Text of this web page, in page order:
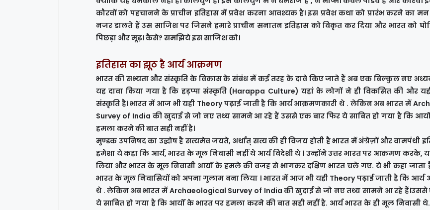
कौरवों को पहचानने के प्राचीन इतिहास में प्रवेश करना आवश्यक है। इस प्रवेश कथा को प्रारंभ करने का
नजर डालते हैं उस साजिश पर जिसने हमारे प्राचीन सनातन इतिहास को विकृत कर दिया और भारत को
पिछड़ा और मूढ़। कैसे? समझिये इस साजिश को।
इतिहास का झूठ है आर्य आक्रमण
भारत की सभ्यता और संस्कृति के विकास के संबंध में कई तरह के दावे किए जाते हैं अब एक बिल्कुल नए
यह दावा किया गया है कि हड़प्पा संस्कृति (Harappa Culture) यहां के लोगों ने ही विकसित की और
संस्कृति है। भारत में आज भी यही Theory पढ़ाई जाती है कि आर्य आक्रमणकारी थे . लेकिन अब भारत में
Survey of India की खुदाई से जो नए तथ्य सामने आ रहे हैं उससे एक बार फिर ये साबित हो गया है कि
हमला करने की बात सही नहीं है।
मुण्डक उपनिषद का उद्घोष है सत्यमेव जयते, अर्थात् सत्य की ही विजय होती है भारत में अंग्रेज़ों और वामपंथी
हमेशा ये कहा कि आर्य, भारत के मूल निवासी नहीं थे आर्य विदेशी थे । उन्होंने उत्तर भारत पर आक्रमण करके,
लिया और भारत के मूल निवासी आर्यों के हमले की वजह से भागकर दक्षिण भारत चले गए. ये भी कहा जाता
भारत के मूल निवासियों को अपना गुलाम बना लिया । भारत में आज भी यही Theory पढ़ाई जाती है कि आर्य
थे . लेकिन अब भारत में Archaeological Survey of India की खुदाई से जो नए तथ्य सामने आ रहे हैं।उससे
ये साबित हो गया है कि आर्यों के भारत पर हमला करने की बात सही नहीं है. आर्य भारत के ही मूल निवासी थे.